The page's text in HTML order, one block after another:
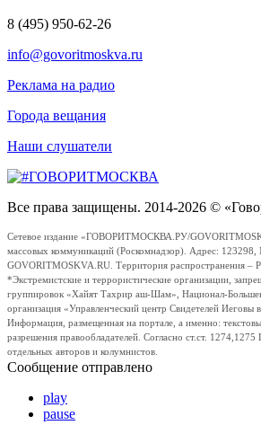
8 (495) 950-62-26
info@govoritmoskva.ru
Реклама на радио
Города вещания
Наши слушатели
Все права защищены. 2014-2026 ©
Сетевое издание «ГОВОРИТМОСКВА.РУ/
массовых коммуникаций (Роскомнадзор). Адрес:
GOVORITMOSKVA.RU. Территория распространения –
*Экстремистские и террористические организации,
группировок «Хайят Тахрир аш-Шам», Национал-
организация «Управленческий центр Свидетелей Иеговы
Информация, размещенная на портале, а именно:
разрешения правообладателей. Согласно ст.ст.
отдельных авторов и колумнистов.
Сообщение отправлено
play
pause